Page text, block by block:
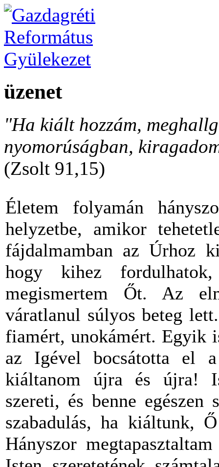
üzenet
"Ha kiált hozzám,
nyomorúságban,
(Zsolt 91,15)
Életem folyamán
helyzetbe, amikor
fájdalmamban az Úrhoz
hogy kihez
megismertem Őt. Az
váratlanul súlyos beteg
fiamért, unokámért. Egyik
az Igével bocsátotta el
kiáltanom újra és újra!
szereti, és benne
szabadulás, ha kiáltunk,
Hányszor